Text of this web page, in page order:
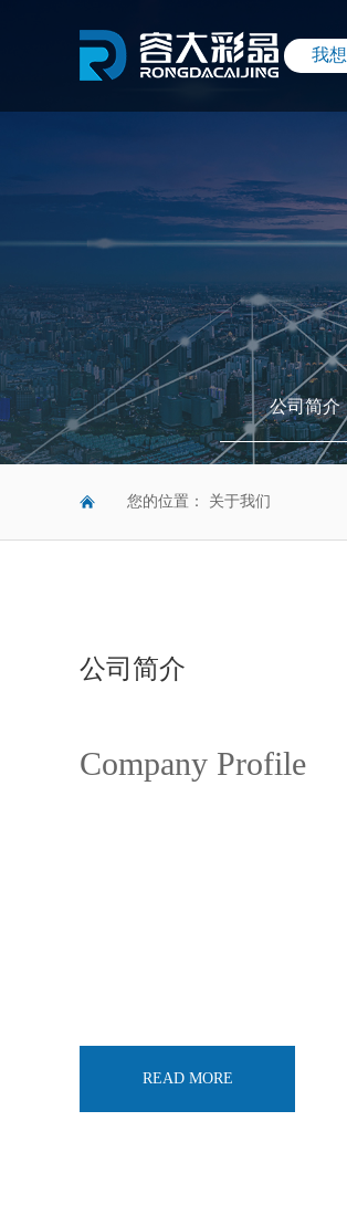
我想
公司简介
您的位置： 关于我们
公司简介
Company Profile
READ MORE